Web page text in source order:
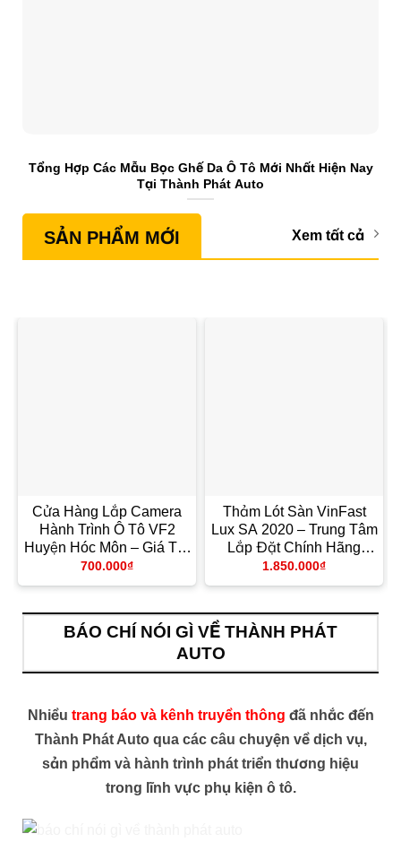
Tổng Hợp Các Mẫu Bọc Ghế Da Ô Tô Mới Nhất Hiện Nay
Tại Thành Phát Auto
SẢN PHẨM MỚI Xem tất cả
Cửa Hàng Lắp Camera
Hành Trình Ô Tô VF2
Huyện Hóc Môn – Giá Tốt
TPHCM
700.000₫
Thảm Lót Sàn VinFast
Lux SA 2020 – Trung Tâm
Lắp Đặt Chính Hãng
TPHCM
1.850.000₫
BÁO CHÍ NÓI GÌ VỀ THÀNH PHÁT
AUTO
Nhiều trang báo và kênh truyền thông đã nhắc đến
Thành Phát Auto qua các câu chuyện về dịch vụ,
sản phẩm và hành trình phát triển thương hiệu
trong lĩnh vực phụ kiện ô tô.